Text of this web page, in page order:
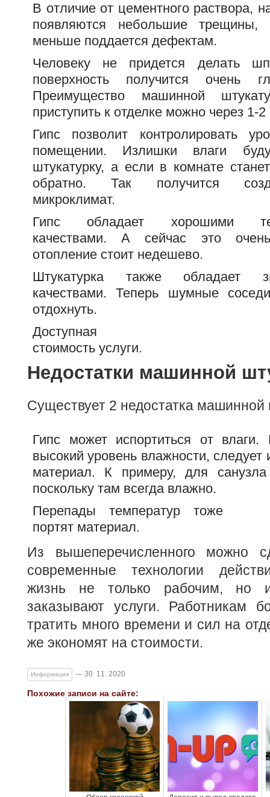
В отличие от цементного раствора,
появляются небольшие трещины,
меньше поддается дефектам.
Человеку не придется делать
поверхность получится очень
Преимущество машинной
приступить к отделке можно через 1-2
Гипс позволит контролировать
помещении. Излишки влаги
штукатурку, а если в комнате
обратно. Так получится
микроклимат.
Гипс обладает хорошими
качествами. А сейчас это
отопление стоит недешево.
Штукатурка также обладает
качествами. Теперь шумные
отдохнуть.
Доступная
стоимость услуги.
Недостатки машинной
Существует 2 недостатка машинной
Гипс может испортиться от
высокий уровень влажности, следует
материал. К примеру, для
поскольку там всегда влажно.
Перепады температур тоже
портят материал.
Из вышеперечисленного можно
современные технологии
жизнь не только рабочим, но
заказывают услуги. Работникам
тратить много времени и сил на
же экономят на стоимости.
Информация — 30. 11. 2020
Похожие записи на сайте: